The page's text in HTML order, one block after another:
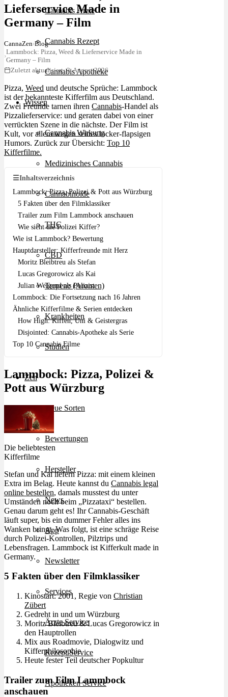
Cannabis Ärzte
Cannabis Rezept
Cannabis Apotheke
Wissen
Cannabis Wirkung
Medizinisches Cannabis
Cannabinoide
THC
CBD
Terpene (Aromen)
Krankheiten
Studien
Zen
Neue Sorten
Bewertungen
Hersteller
News
App
Newsletter
Services
Ärzte Service
Rezept Service
Apotheken Service
Lieferservice Made in
Germany – Film
CannaZen›Blog
›
Lammbock: Pizza, Weed & Lieferservice Made in
Germany – Film
Zuletzt aktualisiert: 3. August 2026
Pizza, Weed und deutsche Sprüche: Lammbock
ist der bekannteste Kifferfilm aus Deutschland.
Zwei Freunde tarnen ihren Cannabis-Handel als
Pizzalieferservice: und geraten dabei von einer
verrückten Szene in die nächste. Der Film ist
Kult, vor allem wegen seines locker-flapsigen
Humors. Zurück zur Übersicht: Top 10
Kifferfilme.
☰Inhaltsverzeichnis
Lammbock: Pizza, Polizei & Pott aus Würzburg
5 Fakten über den Filmklassiker
Trailer zum Film Lammbock anschauen
Wie sieht die Polizei Kiffer?
Wie ist Lammbock? Bewertung
Hauptdarsteller: Kifferfreunde mit Herz
Moritz Bleibtreu als Stefan
Lucas Gregorowicz als Kai
Julian Weigend als Polizist
Lommbock: Die Fortsetzung nach 16 Jahren
Ähnliche Kifferfilme & Serien entdecken
How High: Kiffen, Uni & Geistergras
Disjointed: Cannabis-Apotheke als Serie
Top 10 Cannabis Filme
Lammbock: Pizza, Polizei &
Pott aus Würzburg
Die beliebtesten
Kifferfilme
Stefan und Kai liefern Pizza: mit einem kleinen
Extra im Belag. Heute kannst du Cannabis legal
online bestellen, damals musstest du unter
Umständen noch beim „Pizzataxi“ bestellen.
Genau darum geht es! Ihr Cannabis-Geschäft
läuft super, bis ein dummer Fehler alles ins
Wanken bringt. Was folgt, ist eine schräge Reise
durch Polizei-Kontrollen, Pilztrips und
Lebensfragen. Lammbock ist Kifferkult made in
Germany.
5 Fakten über den Filmklassiker
Kinostart: 2001, Regie von Christian
Zübert
Gedreht in und um Würzburg
Moritz Bleibtreu & Lucas Gregorowicz in
den Hauptrollen
Mix aus Roadmovie, Dialogwitz und
Kifferphilosophie
Heute fester Teil deutscher Popkultur
Trailer zum Film Lammbock
anschauen